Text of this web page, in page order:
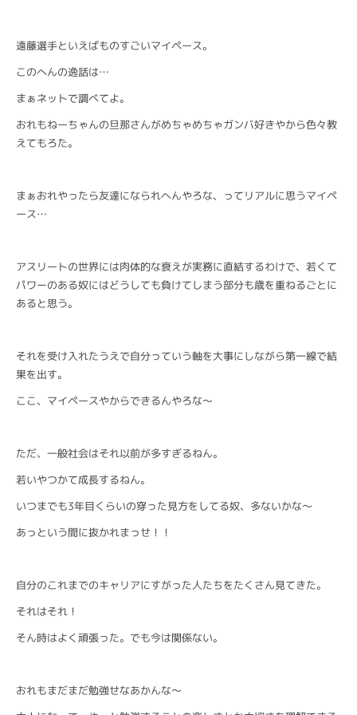
遠藤選手といえばものすごいマイペース。
このへんの逸話は…
まぁネットで調べてよ。
おれもねーちゃんの旦那さんがめちゃめちゃガンバ好きやから色々教
えてもろた。
まぁおれやったら友達になられへんやろな、ってリアルに思うマイペ
ース…
アスリートの世界には肉体的な衰えが実務に直結するわけで、若くて
パワーのある奴にはどうしても負けてしまう部分も歳を重ねるごとに
あると思う。
それを受け入れたうえで自分っていう軸を大事にしながら第一線で結
果を出す。
ここ、マイペースやからできるんやろな〜
ただ、一般社会はそれ以前が多すぎるねん。
若いやつかて成長するねん。
いつまでも3年目くらいの穿った見方をしてる奴、多ないかな〜
あっという間に抜かれまっせ！！
自分のこれまでのキャリアにすがった人たちをたくさん見てきた。
それはそれ！
そん時はよく頑張った。でも今は関係ない。
おれもまだまだ勉強せなあかんな〜